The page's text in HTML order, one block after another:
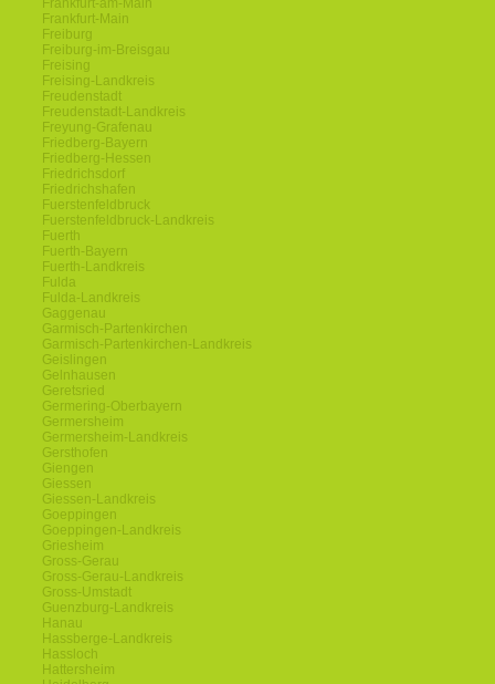
Frankfurt-am-Main
Frankfurt-Main
Freiburg
Freiburg-im-Breisgau
Freising
Freising-Landkreis
Freudenstadt
Freudenstadt-Landkreis
Freyung-Grafenau
Friedberg-Bayern
Friedberg-Hessen
Friedrichsdorf
Friedrichshafen
Fuerstenfeldbruck
Fuerstenfeldbruck-Landkreis
Fuerth
Fuerth-Bayern
Fuerth-Landkreis
Fulda
Fulda-Landkreis
Gaggenau
Garmisch-Partenkirchen
Garmisch-Partenkirchen-Landkreis
Geislingen
Gelnhausen
Geretsried
Germering-Oberbayern
Germersheim
Germersheim-Landkreis
Gersthofen
Giengen
Giessen
Giessen-Landkreis
Goeppingen
Goeppingen-Landkreis
Griesheim
Gross-Gerau
Gross-Gerau-Landkreis
Gross-Umstadt
Guenzburg-Landkreis
Hanau
Hassberge-Landkreis
Hassloch
Hattersheim